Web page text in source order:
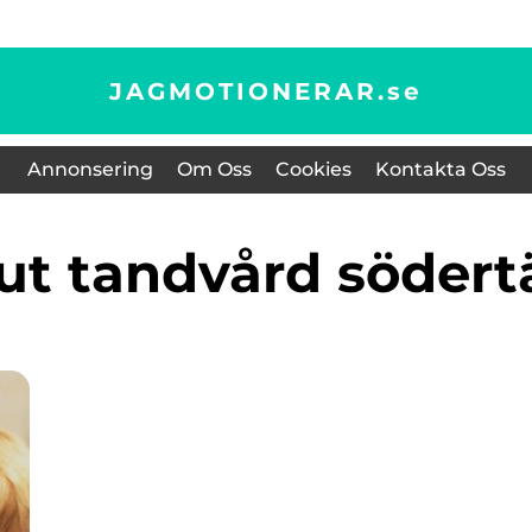
JAGMOTIONERAR.se
Annonsering Om Oss Cookies Kontakta Oss
tandvård